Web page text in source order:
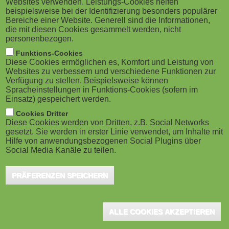
M
o
b
i
l
e
)
Workshop der Digital Innovations-
Projekte
Tübingen, Juli 2017 - Unter dem Motto "Synergien
Ende Juli 2017 die zehn Digitalisierungsprojekte...
Forschung und Praxis zur digitalen
Hochschullehre verzahnen
Tübingen, März 2017 - Forschung und Praxis zur
Leibniz...
Websites verwenden. Leistungs-Cookies helfen
beispielsweise bei der Identifizierung besonders populärer
Bereiche einer Website. Generell sind die Informationen,
die mit diesen Cookies gesammelt werden, nicht
personenbezogen.
Funktions-Cookies
Diese Cookies ermöglichen es, Komfort und Leistung von
Websites zu verbessern und verschiedene Funktionen zur
Verfügung zu stellen. Beispielsweise können
Spracheinstellungen in Funktions-Cookies (sofern im
Einsatz) gespeichert werden.
Cookies Dritter
Diese Cookies werden von Dritten, z.B. Social Networks
gesetzt. Sie werden in erster Linie verwendet, um Inhalte mit
Hilfe von anwendungsbezogenen Social Plugins über
Social Media Kanäle zu teilen.
PRÄFERENZEN SPEICHERN
ALLE COOKIES AKZEPTIEREN